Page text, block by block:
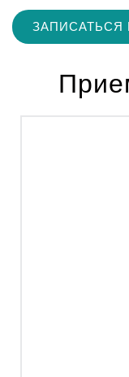
ЗАПИСАТЬСЯ